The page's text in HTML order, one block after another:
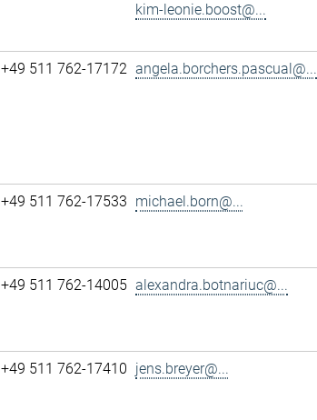
kim-leonie.boost@...
+49 511 762-17172 angela.borchers.pascual@...
+49 511 762-17533 michael.born@...
+49 511 762-14005 alexandra.botnariuc@...
+49 511 762-17410 jens.breyer@...